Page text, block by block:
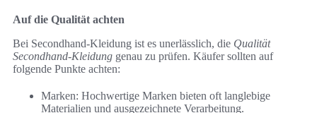
Auf die Qualität achten
Bei Secondhand-Kleidung ist es unerlässlich, die Qualität
Secondhand-Kleidung genau zu prüfen. Käufer sollten auf
folgende Punkte achten:
Marken: Hochwertige Marken bieten oft langlebige
Materialien und ausgezeichnete Verarbeitung.